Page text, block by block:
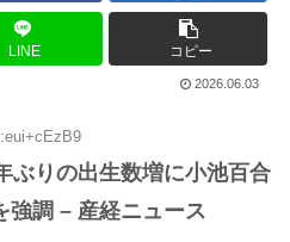
LINE コピー
2026.06.03
ぶりの出生数増に小池百合
調 – 産経ニュース